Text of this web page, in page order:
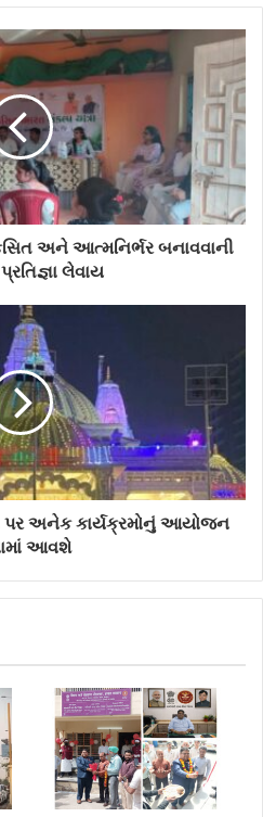
અને આત્મનિર્ભર બનાવવાની
લેવાય
પર અનેક કાર્યક્રમોનું આયોજન
આવશે